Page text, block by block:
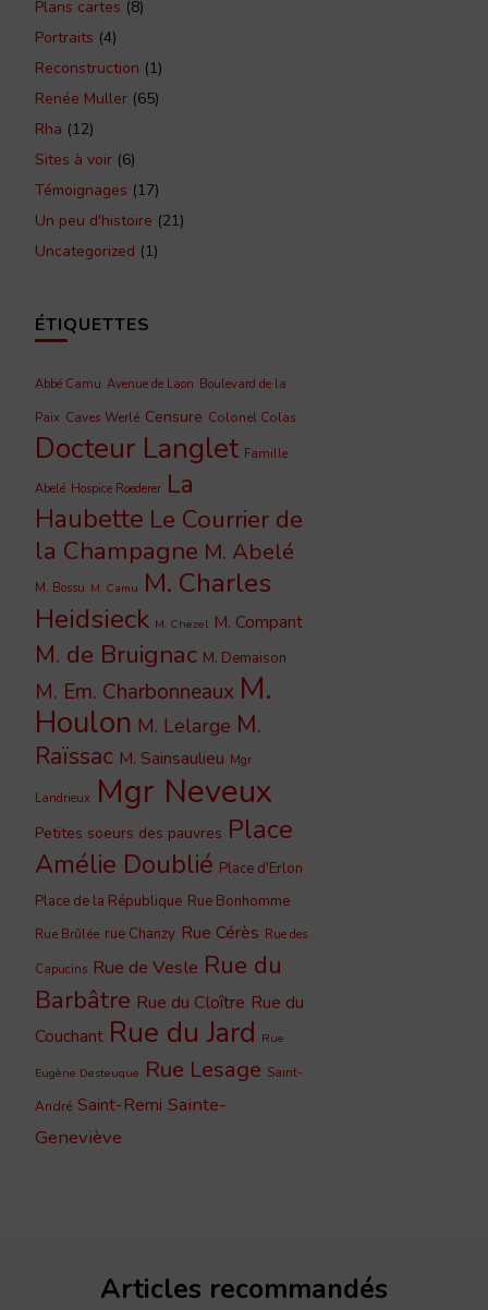
Plans cartes (8)
Portraits (4)
Reconstruction (1)
Renée Muller (65)
Rha (12)
Sites à voir (6)
Témoignages (17)
Un peu d'histoire (21)
Uncategorized (1)
ÉTIQUETTES
Abbé Camu Avenue de Laon Boulevard de la
Paix Caves Werlé Censure Colonel Colas
Docteur Langlet Famille
Abelé Hospice Roederer La
Haubette Le Courrier de
la Champagne M. Abelé
M. Bossu M. Camu M. Charles
Heidsieck M. Chezel M. Compant
M. de Bruignac M. Demaison
M. Em. Charbonneaux M.
Houlon M. Lelarge M.
Raïssac M. Sainsaulieu Mgr
Landrieux Mgr Neveux
Petites soeurs des pauvres Place
Amélie Doublié Place d'Erlon
Place de la République Rue Bonhomme
Rue Brûlée rue Chanzy Rue Cérès Rue des
Capucins Rue de Vesle Rue du
Barbâtre Rue du Cloître Rue du
Couchant Rue du Jard Rue
Eugène Desteuque Rue Lesage Saint-
André Saint-Remi Sainte-
Geneviève
Articles recommandés